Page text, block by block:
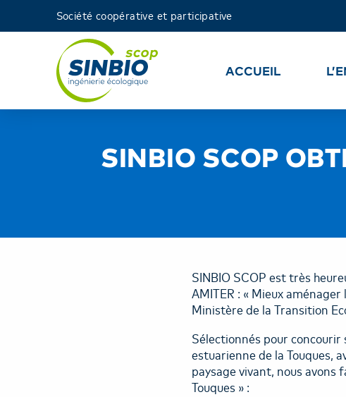
Société coopérative et participative
ACCUEIL
SINBIO SCOP
SINBIO SCOP est très
AMITER : « Mieux
Ministère de la Transition
Sélectionnés pour concourir
estuarienne de la Touques,
paysage vivant, nous
Touques » :